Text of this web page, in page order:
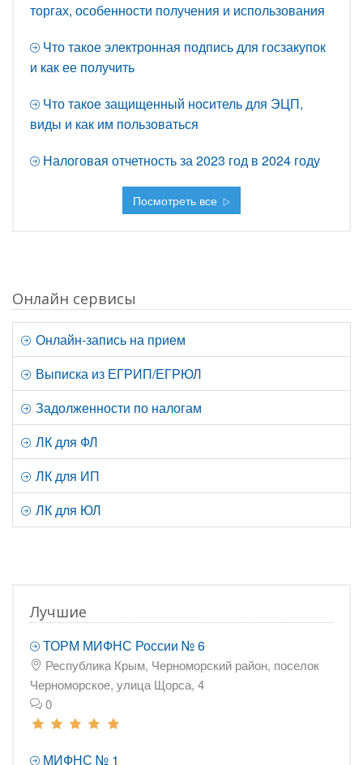
торгах, особенности получения и использования
Что такое электронная подпись для госзакупок
и как ее получить
Что такое защищенный носитель для ЭЦП,
виды и как им пользоваться
Налоговая отчетность за 2023 год в 2024 году
Посмотреть все
Онлайн сервисы
Онлайн-запись на прием
Выписка из ЕГРИП/ЕГРЮЛ
Задолженности по налогам
ЛК для ФЛ
ЛК для ИП
ЛК для ЮЛ
Лучшие
ТОРМ МИФНС России № 6
Республика Крым, Черноморский район, поселок
Черноморское, улица Щорса, 4
0
МИФНС № 1